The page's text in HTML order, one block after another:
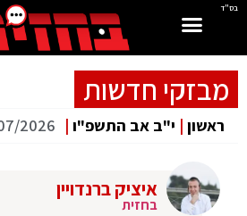
בס"ד
מבזקי חדשות
ראשון | י"ב אב התשפ"ו |
2026
איציק ברנדויין
בחזית